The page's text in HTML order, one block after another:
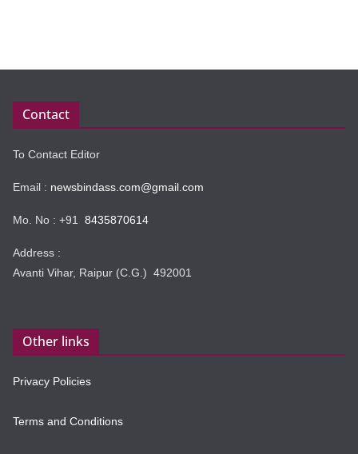
Contact
To Contact Editor
Email : newsbindass.com@gmail.com
Mo. No : +91 8435870614
Address :
Avanti Vihar, Raipur (C.G.) 492001
Other links
Privacy Policies
Terms and Conditions